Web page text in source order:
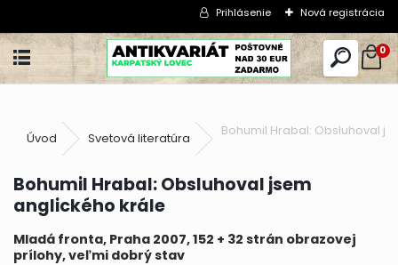
Prihlásenie Nová registrácia
0
Úvod Svetová literatúra
Bohumil Hrabal: Obsluhoval
Bohumil Hrabal: Obsluhoval jsem
anglického krále
Mladá fronta, Praha 2007, 152 + 32 strán obrazovej
prílohy, veľmi dobrý stav